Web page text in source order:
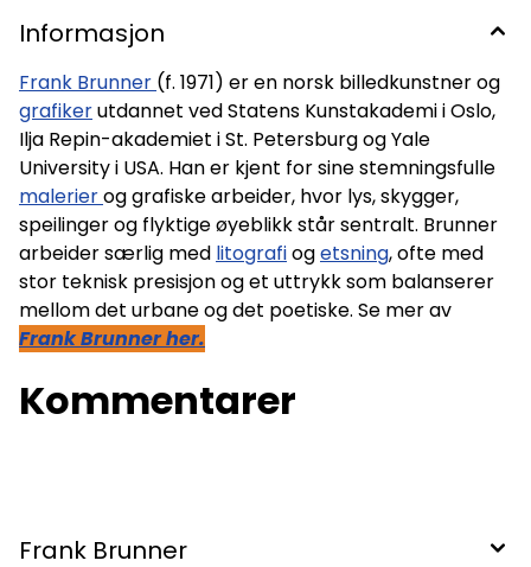
Informasjon
Frank Brunner (f. 1971) er en norsk billedkunstner og
grafikerutdannet ved Statens Kunstakademi i Oslo,
Ilja Repin-akademiet i St. Petersburg og Yale
University i USA. Han er kjent for sine stemningsfulle
malerierog grafiske arbeider, hvor lys, skygger,
speilinger og flyktige øyeblikk står sentralt. Brunner
arbeider særlig med litografiogetsning, ofte med
stor teknisk presisjon og et uttrykk som balanserer
mellom det urbane og det poetiske. Se mer av
Frank Brunner her.
Kommentarer
Frank Brunner